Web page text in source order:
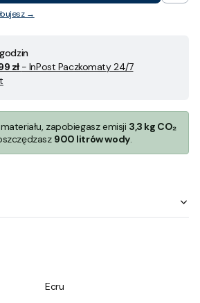
→
zł - InPost Paczkomaty 24/7
zapobiegasz emisji 3,3 kg CO₂
900 litrów wody.
Ecru